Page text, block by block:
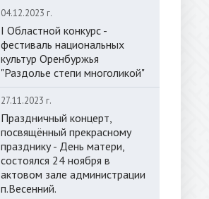
04.12.2023 г.
I Областной конкурс -
фестиваль национальных
культур Оренбуржья
"Раздолье степи многоликой"
27.11.2023 г.
Праздничный концерт,
посвящённый прекрасному
празднику - День матери,
состоялся 24 ноября в
актовом зале администрации
п.Весенний.